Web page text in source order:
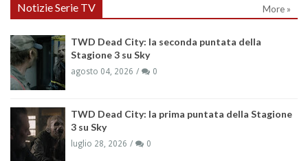
Notizie Serie TV More »
TWD Dead City: la seconda puntata della
Stagione 3 su Sky
agosto 04, 2026 0
TWD Dead City: la prima puntata della Stagione
3 su Sky
luglio 28, 2026 0